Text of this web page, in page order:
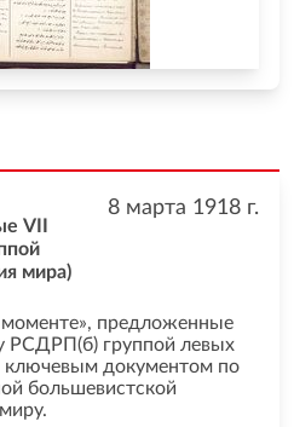
8 марта 1918 г.
VII
мира)
моменте», предложенные
РСДРП(б) группой левых
ключевым документом по
большевистской